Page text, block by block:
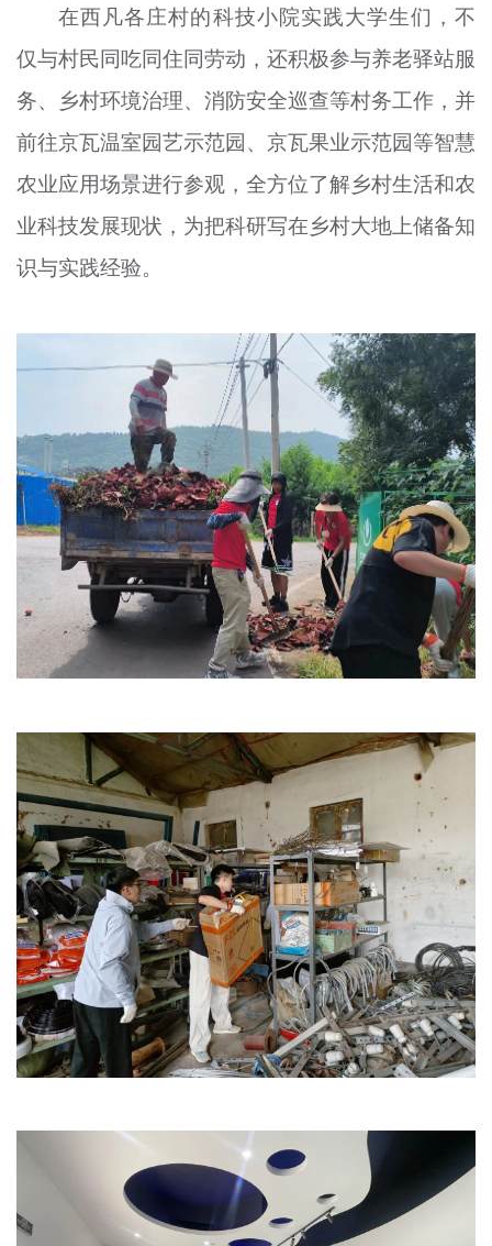
在西凡各庄村的科技小院实践大学生们，不
仅与村民同吃同住同劳动，还积极参与养老驿站服
务、乡村环境治理、消防安全巡查等村务工作，并
前往京瓦温室园艺示范园、京瓦果业示范园等智慧
农业应用场景进行参观，全方位了解乡村生活和农
业科技发展现状，为把科研写在乡村大地上储备知
识与实践经验。